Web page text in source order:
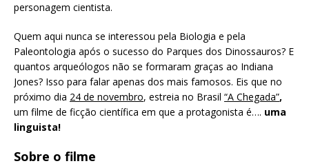
personagem cientista.
Quem aqui nunca se interessou pela Biologia e pela
Paleontologia após o sucesso do Parques dos Dinossauros? E
quantos arqueólogos não se formaram graças ao Indiana
Jones? Isso para falar apenas dos mais famosos. Eis que no
próximo dia 24 de novembro, estreia no Brasil “A Chegada”,
um filme de ficção científica em que a protagonista é…. uma
linguista!
Sobre o filme